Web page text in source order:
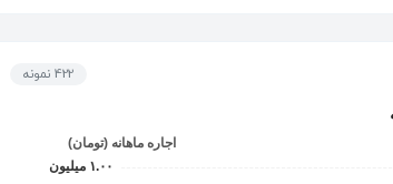
422 نمونه